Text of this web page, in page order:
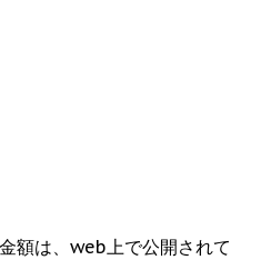
額は、web上で公開されて